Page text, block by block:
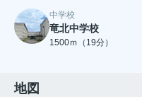
中学校
竜北中学校
1500ｍ（19分）
地図